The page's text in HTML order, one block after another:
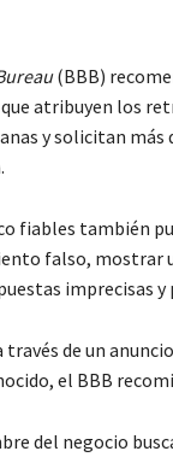
(BBB)
atribuyen los
y solicitan más
fiables también
falso, mostrar
imprecisas y
de un
el BBB
del negocio